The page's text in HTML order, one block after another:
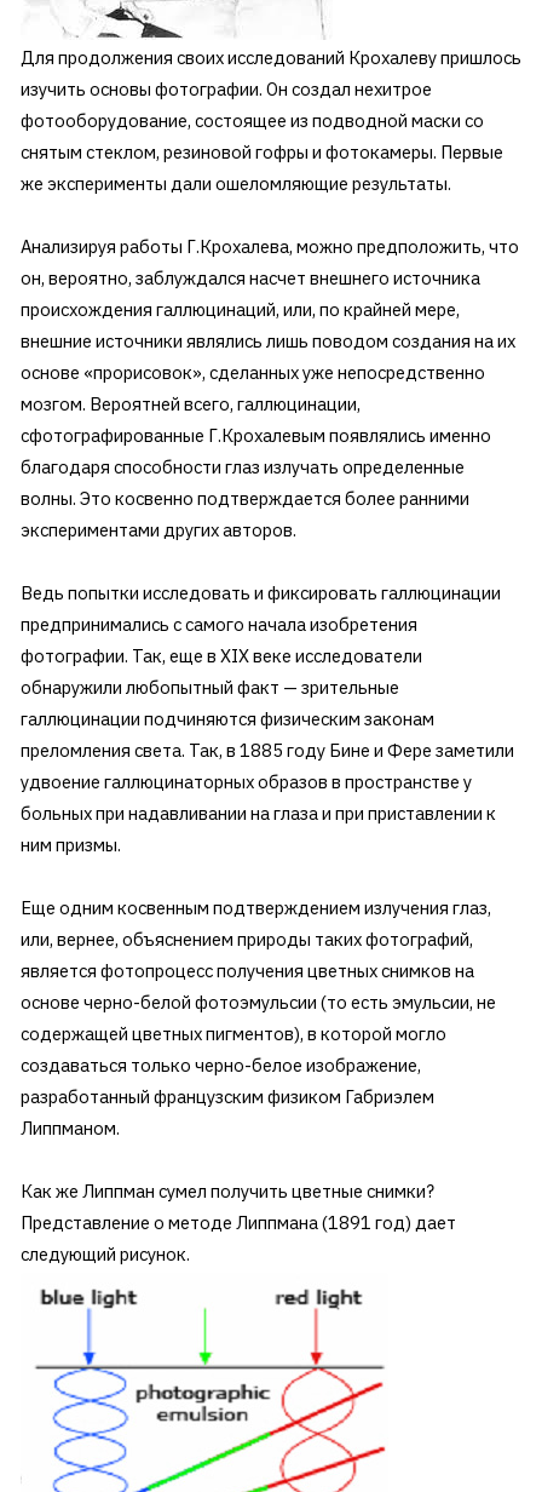
Для продолжения своих исследований Крохалеву пришлось
изучить основы фотографии. Он создал нехитрое
фотооборудование, состоящее из подводной маски со
снятым стеклом, резиновой гофры и фотокамеры. Первые
же эксперименты дали ошеломляющие результаты.
Анализируя работы Г.Крохалева, можно предположить, что
он, вероятно, заблуждался насчет внешнего источника
происхождения галлюцинаций, или, по крайней мере,
внешние источники являлись лишь поводом создания на их
основе «прорисовок», сделанных уже непосредственно
мозгом. Вероятней всего, галлюцинации,
сфотографированные Г.Крохалевым появлялись именно
благодаря способности глаз излучать определенные
волны. Это косвенно подтверждается более ранними
экспериментами других авторов.
Ведь попытки исследовать и фиксировать галлюцинации
предпринимались с самого начала изобретения
фотографии. Так, еще в XIX веке исследователи
обнаружили любопытный факт — зрительные
галлюцинации подчиняются физическим законам
преломления света. Так, в 1885 году Бине и Фере заметили
удвоение галлюцинаторных образов в пространстве у
больных при надавливании на глаза и при приставлении к
ним призмы.
Еще одним косвенным подтверждением излучения глаз,
или, вернее, объяснением природы таких фотографий,
является фотопроцесс получения цветных снимков на
основе черно-белой фотоэмульсии (то есть эмульсии, не
содержащей цветных пигментов), в которой могло
создаваться только черно-белое изображение,
разработанный французским физиком Габриэлем
Липпманом.
Как же Липпман сумел получить цветные снимки?
Представление о методе Липпмана (1891 год) дает
следующий рисунок.